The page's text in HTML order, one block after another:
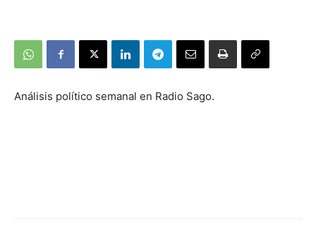
Análisis político semanal en Radio Sago.